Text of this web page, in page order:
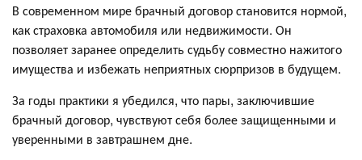
В современном мире брачный договор становится нормой,
как страховка автомобиля или недвижимости. Он
позволяет заранее определить судьбу совместно нажитого
имущества и избежать неприятных сюрпризов в будущем.
За годы практики я убедился, что пары, заключившие
брачный договор, чувствуют себя более защищенными и
уверенными в завтрашнем дне.